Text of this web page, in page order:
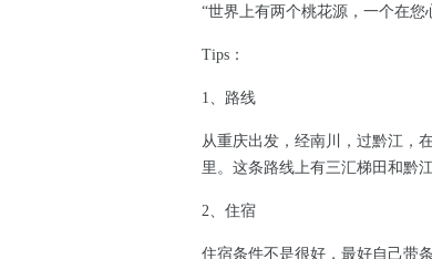
“世界上有两个桃花源，一个在您
Tips：
1、路线
从重庆出发，经南川，过黔江，
里。这条路线上有三汇梯田和黔
2、住宿
住宿条件不是很好，最好自己带